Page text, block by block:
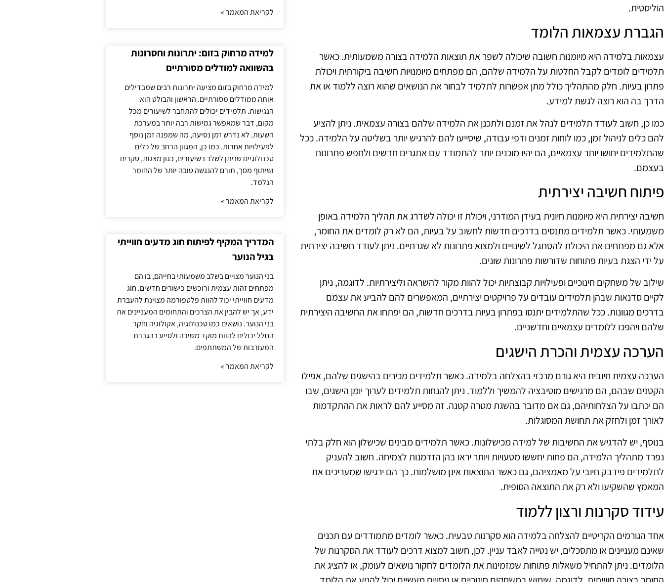
הוליסטית.
הגברת עצמאות הלומד
עצמאות בלמידה היא מיומנות חשובה שיכולה לשפר את תוצאות הלמידה בצורה משמעותית. כאשר
תלמידים לומדים לקבל החלטות על הלמידה שלהם, הם מפתחים מיומנויות חשיבה ביקורתית ויכולת
פתרון בעיות. חלק מהתהליך כולל מתן אפשרות לתלמיד לבחור את הנושאים שהוא רוצה ללמוד או את
הדרך בה הוא רוצה לגשת למידע.
כמו כן, חשוב לעודד תלמידים לנהל את זמנם ולתכנן את הלמידה שלהם בצורה עצמאית. ניתן להציע
להם כלים לניהול זמן, כמו לוחות זמנים ודפי עבודה, שיסייעו להם להרגיש יותר בשליטה על הלמידה. ככל
שהתלמידים יחושו יותר עצמאיים, הם יהיו מוכנים יותר להתמודד עם אתגרים חדשים ולחפש פתרונות
בעצמם.
פיתוח חשיבה יצירתית
חשיבה יצירתית היא מיומנות חיונית בעידן המודרני, ויכולת זו יכולה לשדרג את תהליך הלמידה באופן
משמעותי. כאשר תלמידים מתנסים בדרכים חדשות לחשוב על בעיות, הם לא רק לומדים את החומר,
אלא גם מפתחים את היכולת להסתגל לשינויים ולמצוא פתרונות לא שגרתיים. ניתן לעודד חשיבה יצירתית
על ידי הצגת בעיות פתוחות שדורשות פתרונות שונים.
שילוב של משחקים חינוכיים ופעילויות קבוצתיות יכול להוות מקור להשראה וליצירתיות. לדוגמה, ניתן
לקיים סדנאות שבהן תלמידים עובדים על פרויקטים יצירתיים, המאפשרים להם להביע את עצמם
בדרכים מגוונות. ככל שהתלמידים יתנסו בפתרון בעיות בדרכים חדשות, הם יפתחו את החשיבה היצירתית
שלהם ויהפכו ללומדים עצמאיים וחדשניים.
הערכה עצמית והכרת הישגים
הערכה עצמית חיובית היא גורם מרכזי בהצלחה בלמידה. כאשר תלמידים מכירים בהישגים שלהם, אפילו
הקטנים שבהם, הם מרגישים מוטיבציה להמשיך וללמוד. ניתן להנחות תלמידים לערוך יומן הישגים, שבו
הם יכתבו על הצלחותיהם, גם אם מדובר בהשגת מטרה קטנה. זה מסייע להם לראות את ההתקדמות
לאורך זמן ולחזק את תחושת המסוגלות.
בנוסף, יש להדגיש את החשיבות של למידה מכישלונות. כאשר תלמידים מבינים שכישלון הוא חלק בלתי
נפרד מתהליך הלמידה, הם פחות יחששו מטעויות ויותר יראו בהן הזדמנות לצמיחה. חשוב להעניק
לתלמידים פידבק חיובי על מאמציהם, גם כאשר התוצאות אינן מושלמות. כך הם ירגישו שמעריכים את
המאמץ שהשקיעו ולא רק את התוצאה הסופית.
עידוד סקרנות ורצון ללמוד
אחד הגורמים הקריטיים להצלחה בלמידה הוא סקרנות טבעית. כאשר לומדים מתמודדים עם תכנים
שאינם מעניינים או מתסכלים, יש נטייה לאבד עניין. לכן, חשוב למצוא דרכים לעודד את הסקרנות של
הלומדים. ניתן להתחיל משאלות פתוחות שמזמינות את הלומדים לחקור נושאים לעומק, או להציג את
לקריאת המאמר »
למידה מרחוק בזום: יתרונות וחסרונות
בהשוואה למודלים מסורתיים
למידה מרחוק בזום מציעה יתרונות רבים שמבדילים
אותה ממודלים מסורתיים. הראשון והבולט הוא
הנגישות. תלמידים יכולים להתחבר לשיעורים מכל
מקום, דבר שמאפשר גמישות רבה יותר במערכת
השעות. לא נדרש זמן נסיעה, מה שמפנה זמן נוסף
לפעילויות אחרות. כמו כן, המגוון הרחב של כלים
טכנולוגיים שניתן לשלב בשיעורים, כגון מצגות, סקרים
ושיתוף מסך, תורם להנגשה טובה יותר של החומר
הנלמד.
לקריאת המאמר »
המדריך המקיף לפיתוח חוג מדעים חווייתי
בגיל הנוער
בני הנוער מצויים בשלב משמעותי בחייהם, בו הם
מפתחים זהות עצמית ורוכשים כישורים חדשים. חוג
מדעים חווייתי יכול להוות פלטפורמה מצוינת להעברת
ידע, אך יש להבין את הצרכים והתחומים המעניינים את
בני הנוער. נושאים כמו טכנולוגיה, אקולוגיה וחקר
החלל יכולים להוות מוקד משיכה ולסייע בהגברת
המעורבות של המשתתפים.
לקריאת המאמר »